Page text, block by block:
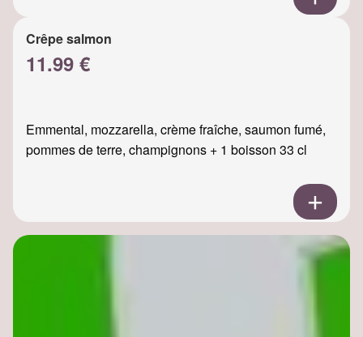
Crêpe salmon
11.99 €
Emmental, mozzarella, crème fraîche, saumon fumé,
pommes de terre, champignons + 1 boisson 33 cl